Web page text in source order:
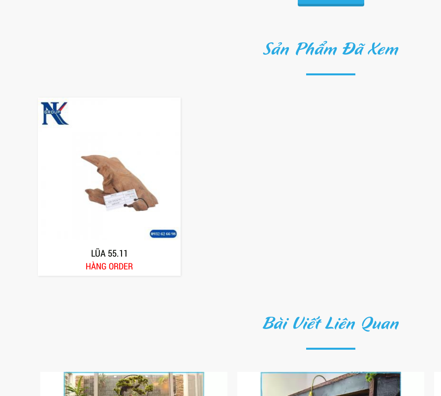
Sản Phẩm Đã Xem
LŨA 55.11
HÀNG ORDER
Bài Viết Liên Quan